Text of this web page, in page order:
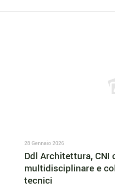
28 Gennaio 2026
Ddl Architettura, CNI
multidisciplinare e
tecnici